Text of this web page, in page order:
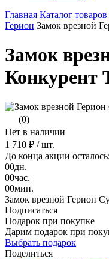
Главная Каталог товаров
Герион Замок врезной
Замок
Конкурент
(0)
Нет в наличии
1 710 ₽ / шт.
До конца акции осталось:
00дн.
00час.
00мин.
Замок врезной Герион
Подписаться
Подарок при покупке
Дарим подарок при
Выбрать подарок
Поделиться